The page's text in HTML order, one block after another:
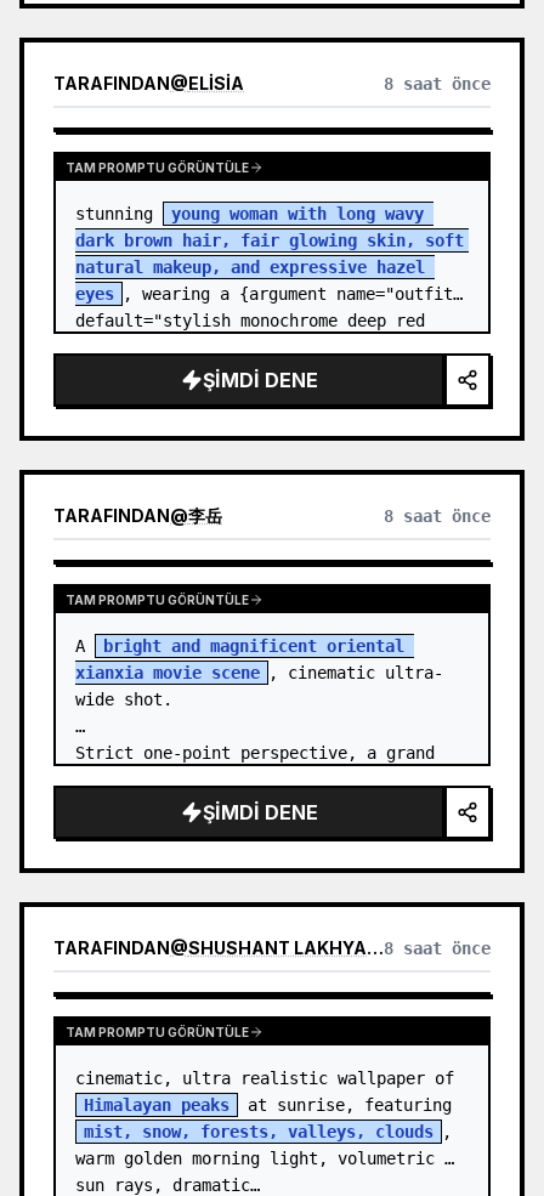
TARAFINDAN@ELISIA 8 saat önce
TAM PROMPTU GÖRÜNTÜLE
stunning
young woman with long wavy
dark brown hair, fair glowing skin, soft
natural makeup, and expressive hazel
eyes
, wearing a {argument name="outfit"
default="stylish monochrome deep red
ŞIMDI DENE
TARAFINDAN@李岳 8 saat önce
TAM PROMPTU GÖRÜNTÜLE
A
bright and magnificent oriental
xianxia movie scene
, cinematic ultra-
wide shot.
Strict one-point perspective, a grand
golden jade, passing through the sea of
clouds from the bottom…
ŞIMDI DENE
TARAFINDAN@SHUSHANT LAKHYANI 8 saat önce
TAM PROMPTU GÖRÜNTÜLE
Himalayan peaks
mist, snow, forests, valleys, clouds
,
warm golden morning light, volumetric
sun rays, dramatic…